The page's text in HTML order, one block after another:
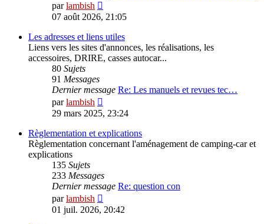
parlambish
le
message
07 août 2026, 21:05
Les adresses et liens utiles
Liens vers les sites d'annonces, les réalisations, les
accessoires, DRIRE, casses autocar...
80 Sujets
91 Messages
Dernier message Re: Les manuels et revues tec…
parlambish
le
message
29 mars 2025, 23:24
Règlementation et explications
Règlementation concernant l'aménagement de camping-car et
explications
135 Sujets
233 Messages
Dernier message Re: question con
parlambish
le
01 juil. 2026, 20:42